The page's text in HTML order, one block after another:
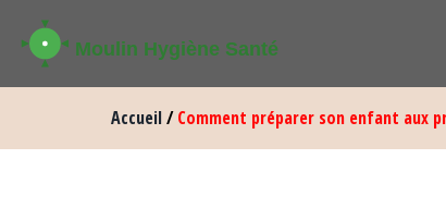
Accueil/Comment préparer son enfant aux